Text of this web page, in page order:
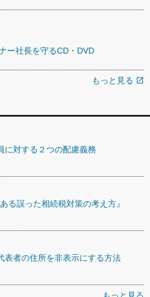
ー社長を守るCD・DVD
もっと見る open_in_new
対する２つの配慮義務
誤った相続税対策の考え方』
者の住所を非表示にする方法